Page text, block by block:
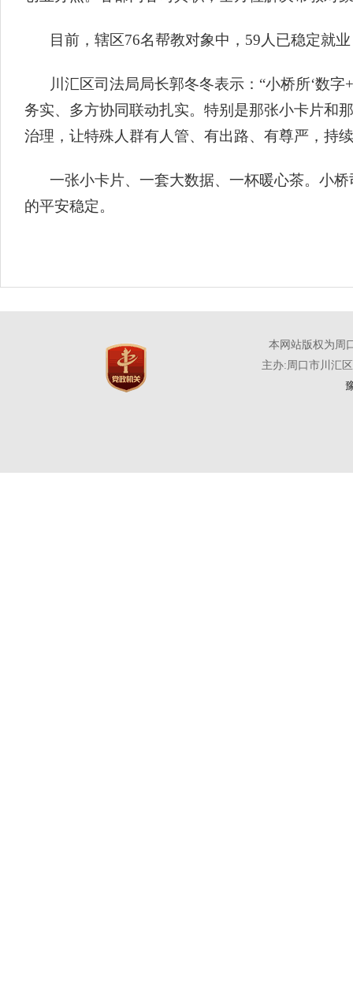
目前，辖区76名帮教对象中，59人已稳定就
川汇区司法局局长郭冬冬表示：“小桥所‘数
务实、多方协同联动扎实。特别是那张小卡片和
治理，让特殊人群有人管、有出路、有尊严，持
一张小卡片、一套大数据、一杯暖心茶。小
的平安稳定。
本网站版权为周
主办:周口市川汇